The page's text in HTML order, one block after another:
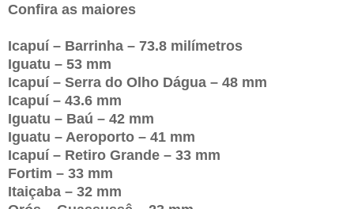
Confira as maiores
Icapuí – Barrinha – 73.8 milímetros
Iguatu – 53 mm
Icapuí – Serra do Olho Dágua – 48 mm
Icapuí – 43.6 mm
Iguatu – Baú – 42 mm
Iguatu – Aeroporto – 41 mm
Icapuí – Retiro Grande – 33 mm
Fortim – 33 mm
Itaiçaba – 32 mm